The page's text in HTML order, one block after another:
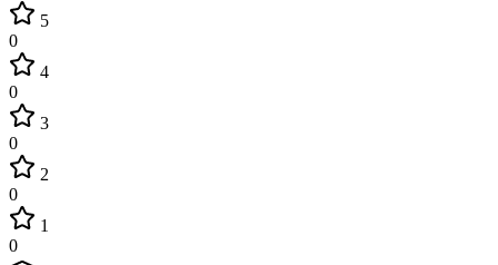
5
0
4
0
3
0
2
0
1
0